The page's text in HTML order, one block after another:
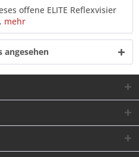
offene ELITE Reflexvisier
mehr
angesehen